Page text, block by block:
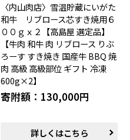
〈内山肉店〉雪温貯蔵にいがた
和牛 リブロース芯すき焼用６
００ｇｘ２【高島屋 選定品】
【牛肉 和牛 肉 リブロース りぶ
ろーす すき焼き 国産牛 BBQ 焼
肉 高級 高級部位 ギフト 冷凍
600g×2】
寄附額：130,000円
詳しくはこちら